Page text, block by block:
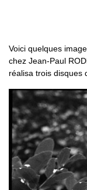
Voici quelques
chez Jean-Paul
réalisa trois disques